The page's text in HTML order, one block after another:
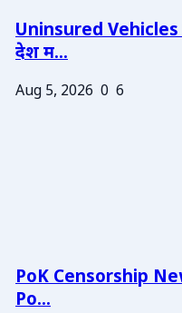
Uninsured
देश म...
Aug 5, 2026 0 6
PoK Censorship
Po...